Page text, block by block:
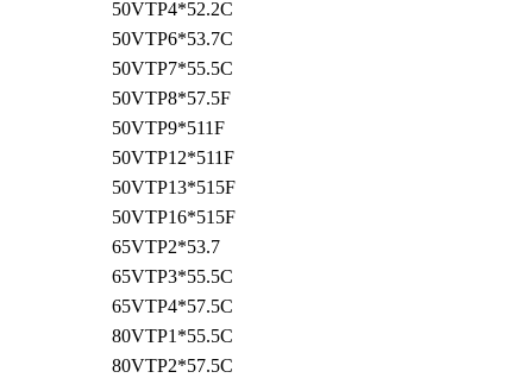
50VTP4*52.2C
50VTP6*53.7C
50VTP7*55.5C
50VTP8*57.5F
50VTP9*511F
50VTP12*511F
50VTP13*515F
50VTP16*515F
65VTP2*53.7
65VTP3*55.5C
65VTP4*57.5C
80VTP1*55.5C
80VTP2*57.5C